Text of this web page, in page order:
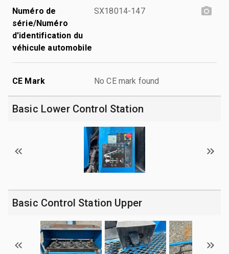
Numéro de
série/Numéro
d'identification du
véhicule automobile
SX18014-147
CE Mark No CE mark found
Basic Lower Control Station
Basic Control Station Upper